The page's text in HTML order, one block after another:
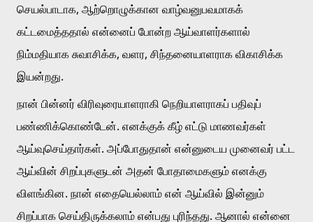
செயல்பாடாக, ஆற்றொழுக்கான வாழ்வனுபவமாகக்
கட்டமைத்ததால் என்னைப் போன்ற ஆய்வாளர்களால்
நிம்மதியாக சுவாசிக்க, வளர, சிந்தனையாளராக விகாசிக்க
இயன்றது.
நான் பின்னர் விரிவுரையாளராகி நெறியாளராகப் பதிவுப்
பண்ணிக்கொண்டேன். எனக்குக் கீழ் எட்டு மாணவர்கள்
ஆய்வுசெய்தார்கள். அப்போதுதான் என்னுடைய முனைவர் பட்ட
ஆய்வின் சிறப்புகளுடன் அதன் போதாமைகளும் எனக்கு
விளங்கின. நான் எதையெல்லாம் என் ஆய்வில் இன்னும்
சிறப்பாக செய்திருக்கலாம் என்பது புரிந்தது. ஆனால் என்னை